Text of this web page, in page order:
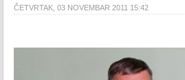
ČETVRTAK, 03 NOVEMBAR 2011 15:42